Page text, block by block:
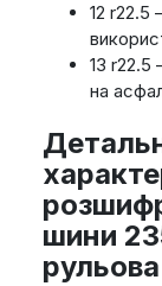
12 r22.5
13 r22.5
на
шини